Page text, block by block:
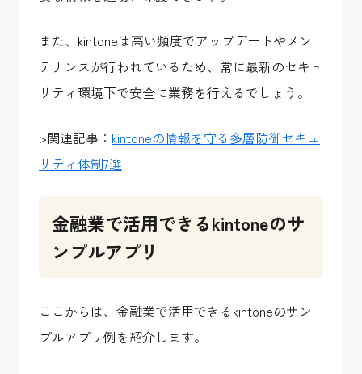
また、kintoneは高い頻度でアップデートやメン
テナンスが行われているため、常に最新のセキュ
リティ環境下で安全に業務を行えるでしょう。
>関連記事： kintoneの情報を守る多層防御セキュ
リティ体制7選
金融業で活用できるkintoneのサ
ンプルアプリ
ここからは、金融業で活用できるkintoneのサン
プルアプリ例を紹介します。